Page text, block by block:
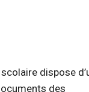
dispose
des